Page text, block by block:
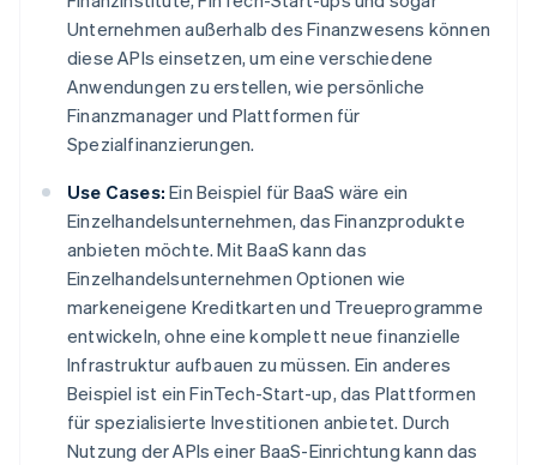
Unternehmen außerhalb des Finanzwesens können
diese APIs einsetzen, um eine verschiedene
Anwendungen zu erstellen, wie persönliche
Finanzmanager und Plattformen für
Spezialfinanzierungen.
Use Cases: Ein Beispiel für BaaS wäre ein
Einzelhandelsunternehmen, das Finanzprodukte
anbieten möchte. Mit BaaS kann das
Einzelhandelsunternehmen Optionen wie
markeneigene Kreditkarten und Treueprogramme
entwickeln, ohne eine komplett neue finanzielle
Infrastruktur aufbauen zu müssen. Ein anderes
Beispiel ist ein FinTech-Start-up, das Plattformen
für spezialisierte Investitionen anbietet. Durch
Nutzung der APIs einer BaaS-Einrichtung kann das